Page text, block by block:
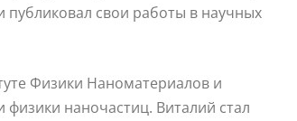
публиковал свои работы в научных
Физики Наноматериалов и
наночастиц. Виталий стал